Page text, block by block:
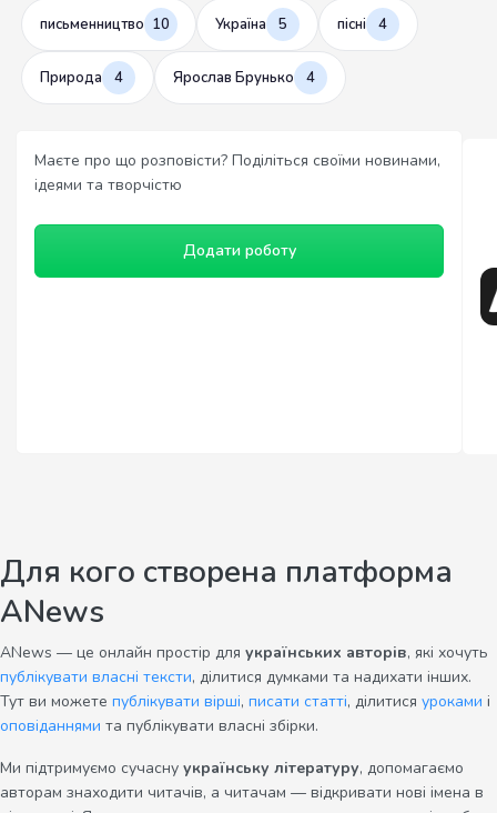
письменництво 10 Україна 5 пісні 4
Природа 4 Ярослав Брунько 4
Маєте про що розповісти? Поділіться своїми новинами,
ідеями та творчістю
Додати роботу
Для кого створена платформа
ANews
ANews — це онлайн простір для українських авторів, які хочуть
публікувати власні тексти, ділитися думками та надихати інших.
Тут ви можете публікувати вірші, писати статті, ділитися уроками і
оповіданнями та публікувати власні збірки.
Ми підтримуємо сучасну українську літературу, допомагаємо
авторам знаходити читачів, а читачам — відкривати нові імена в